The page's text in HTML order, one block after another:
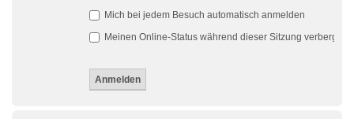
Mich bei jedem Besuch automatisch anmelden
Meinen Online-Status während dieser Sitzung verbergen